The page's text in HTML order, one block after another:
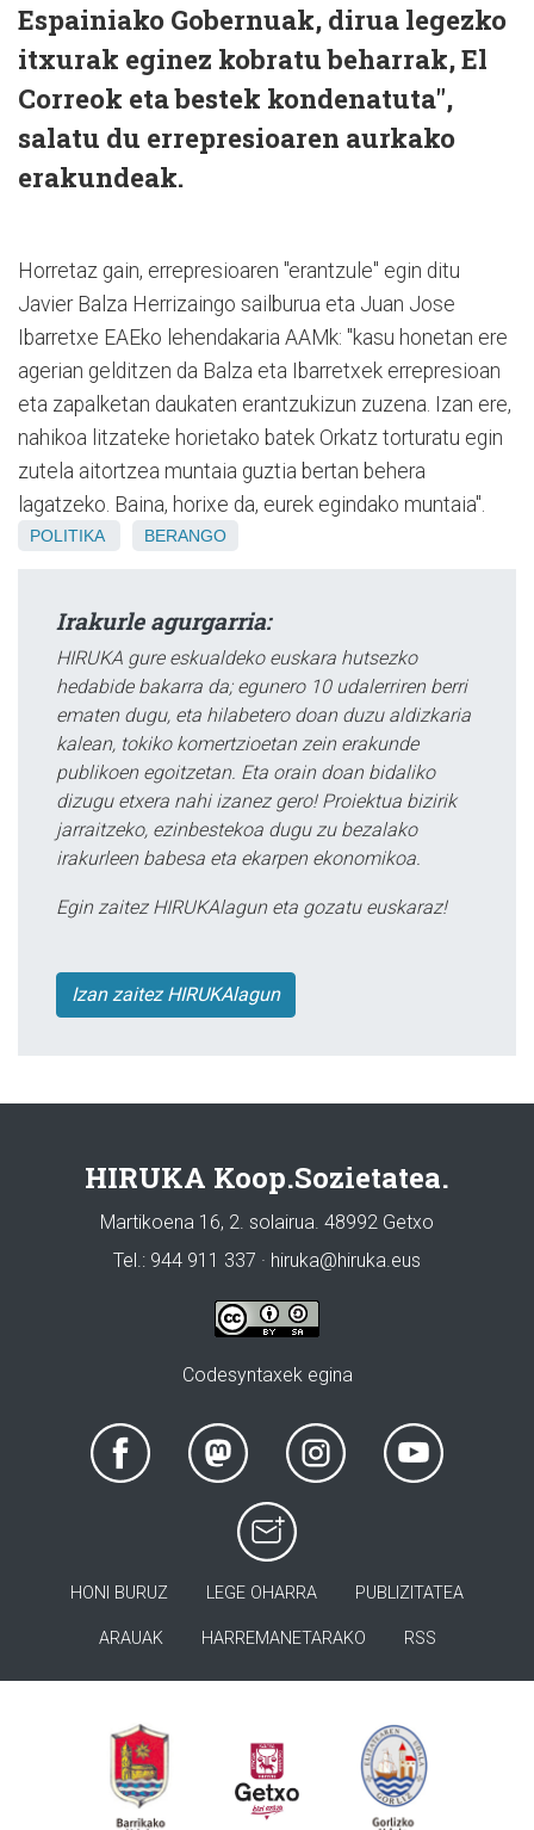
Espainiako Gobernuak, dirua legezko
itxurak eginez kobratu beharrak, El
Correok eta bestek kondenatuta",
salatu du errepresioaren aurkako
erakundeak.
Horretaz gain, errepresioaren "erantzule" egin ditu
Javier Balza Herrizaingo sailburua eta Juan Jose
Ibarretxe EAEko lehendakaria AAMk: "kasu honetan ere
agerian gelditzen da Balza eta Ibarretxek errepresioan
eta zapalketan daukaten erantzukizun zuzena. Izan ere,
nahikoa litzateke horietako batek Orkatz torturatu egin
zutela aitortzea muntaia guztia bertan behera
lagatzeko. Baina, horixe da, eurek egindako muntaia".
POLITIKA BERANGO
Irakurle agurgarria:
HIRUKA gure eskualdeko euskara hutsezko
hedabide bakarra da; egunero 10 udalerriren berri
ematen dugu, eta hilabetero doan duzu aldizkaria
kalean, tokiko komertzioetan zein erakunde
publikoen egoitzetan. Eta orain doan bidaliko
dizugu etxera nahi izanez gero! Proiektua bizirik
jarraitzeko, ezinbestekoa dugu zu bezalako
irakurleen babesa eta ekarpen ekonomikoa.
Egin zaitez HIRUKAlagun eta gozatu euskaraz!
Izan zaitez HIRUKAlagun
HIRUKA Koop.Sozietatea.
Martikoena 16, 2. solairua. 48992 Getxo
Tel.: 944 911 337 · hiruka@hiruka.eus
Codesyntaxek egina
HONI BURUZ LEGE OHARRA PUBLIZITATEA
ARAUAK HARREMANETARAKO RSS